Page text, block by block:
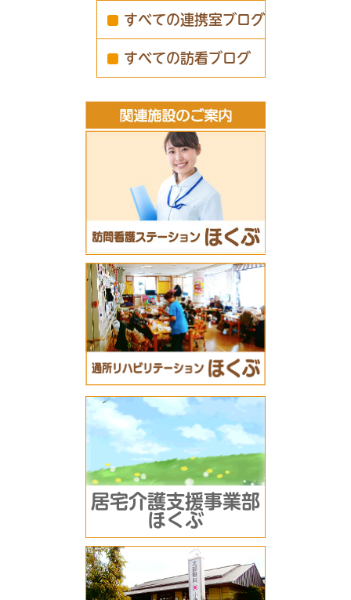
すべての連携室ブログ
すべての訪看ブログ
居宅介護支援事業部
ほくぶ